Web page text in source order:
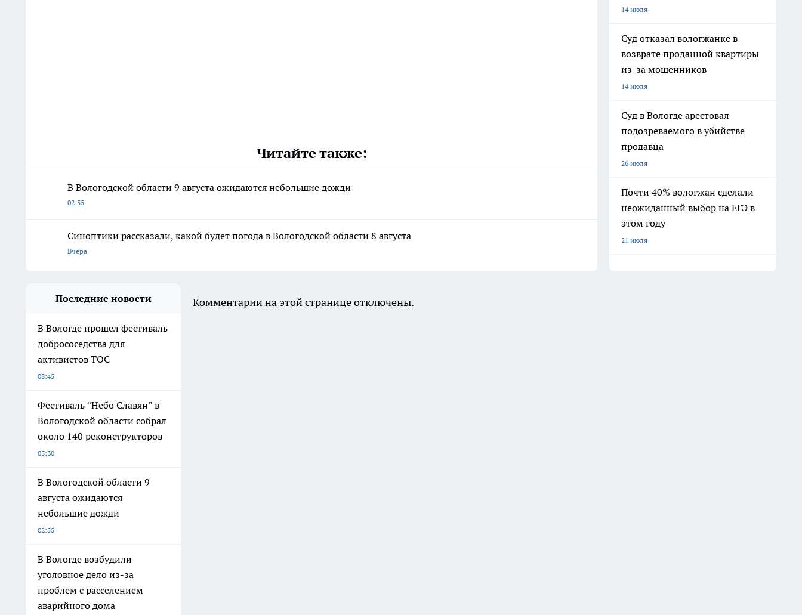
Читайте также:
В Вологодской области 9 августа ожидаются небольшие дожди
02:55
Синоптики рассказали, какой будет погода в Вологодской области 8 августа
Вчера
14 июля
Суд отказал вологжанке в
возврате проданной квартиры
из-за мошенников
14 июля
Суд в Вологде арестовал
подозреваемого в убийстве
продавца
26 июля
Почти 40% вологжан сделали
неожиданный выбор на ЕГЭ в
этом году
21 июля
Последние новости
В Вологде прошел фестиваль
добрососедства для
активистов ТОС
08:45
Фестиваль “Небо Славян” в
Вологодской области собрал
около 140 реконструкторов
05:30
В Вологодской области 9
августа ожидаются
небольшие дожди
02:55
В Вологде возбудили
уголовное дело из-за
проблем с расселением
аварийного дома
Комментарии на этой странице отключены.